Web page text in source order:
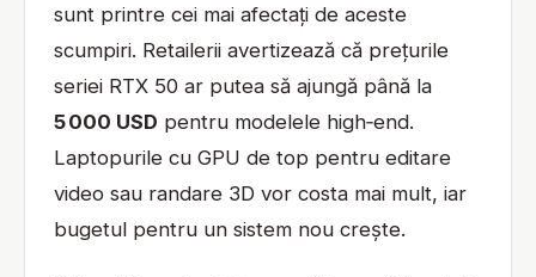
sunt printre cei mai afectați de aceste
scumpiri. Retailerii avertizează că prețurile
seriei RTX 50 ar putea să ajungă până la
5 000 USD pentru modelele high‑end.
Laptopurile cu GPU de top pentru editare
video sau randare 3D vor costa mai mult, iar
bugetul pentru un sistem nou crește.